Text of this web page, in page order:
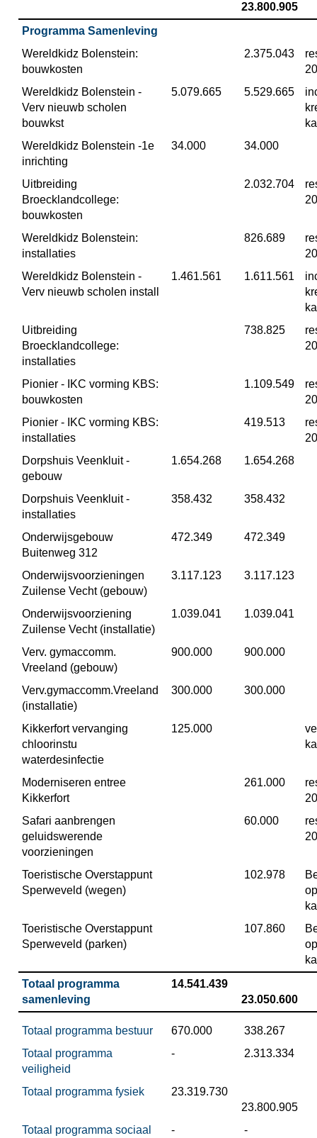
23.800.905
Programma Samenleving
Wereldkidz Bolenstein:
bouwkosten
2.375.043
Wereldkidz Bolenstein -
Verv nieuwb scholen
bouwkst
5.079.665 5.529.665
Wereldkidz Bolenstein -1e
inrichting
34.000 34.000
Uitbreiding
Broecklandcollege:
bouwkosten
2.032.704
Wereldkidz Bolenstein:
installaties
826.689
Wereldkidz Bolenstein -
Verv nieuwb scholen install
1.461.561 1.611.561
Uitbreiding
Broecklandcollege:
installaties
738.825
Pionier - IKC vorming KBS:
bouwkosten
1.109.549
Pionier - IKC vorming KBS:
installaties
419.513
Dorpshuis Veenkluit -
gebouw
1.654.268 1.654.268
Dorpshuis Veenkluit -
installaties
358.432 358.432
Onderwijsgebouw
Buitenweg 312
472.349 472.349
Onderwijsvoorzieningen
Zuilense Vecht (gebouw)
3.117.123 3.117.123
Onderwijsvoorziening
Zuilense Vecht (installatie)
1.039.041 1.039.041
Verv. gymaccomm.
Vreeland (gebouw)
900.000 900.000
Verv.gymaccomm.Vreeland
(installatie)
300.000 300.000
Kikkerfort vervanging
chloorinstu
waterdesinfectie
125.000
Moderniseren entree
Kikkerfort
261.000
Safari aanbrengen
geluidswerende
voorzieningen
60.000
Toeristische Overstappunt
Sperweveld (wegen)
102.978
Toeristische Overstappunt
Sperweveld (parken)
107.860
Totaal programma
samenleving
14.541.439
23.050.600
Totaal programma bestuur 670.000
338.267
Totaal programma
veiligheid
- 2.313.334
Totaal programma fysiek
23.319.730
23.800.905
Totaal programma sociaal
-
-